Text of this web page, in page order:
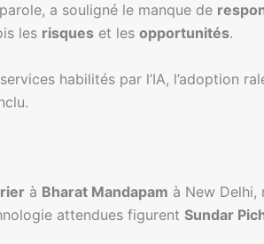
a souligné le manque de
les risques et les opportunités.
habilités par l’IA, l’adoption
à Bharat Mandapam à New Delhi,
attendues figurent Sundar